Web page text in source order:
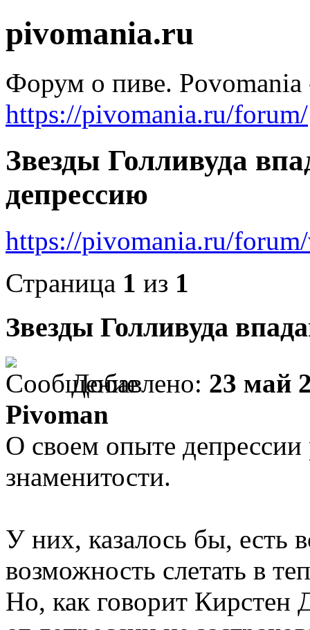
pivomania.ru
Форум о пиве. Povomania
https://pivomania.ru/forum/
Звезды Голливуда
депрессию
https://pivomania.ru/
Страница 1 из 1
Звезды Голливуда
Добавлено: 23 май
Pivoman
О своем опыте депрессии
знаменитости.
У них, казалось бы, есть
возможность слетать в
Но, как говорит Кирстен